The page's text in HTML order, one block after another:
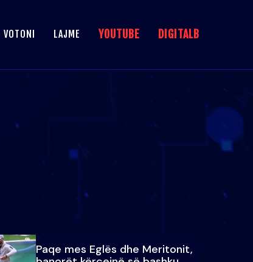
VOTONI LAJME YOUTUBE DIGITALB
Paqe mes Eglës dhe Meritonit,